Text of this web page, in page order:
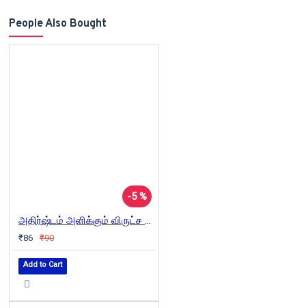
People Also Bought
-5 %
அதிர்ஷ்டம் அளிக்கும் விருட்ச சாஸ்திரம்
₹86 ₹90
Add to Cart